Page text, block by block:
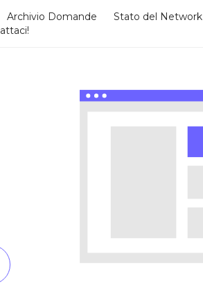
Archivio Domande
Stato del Network